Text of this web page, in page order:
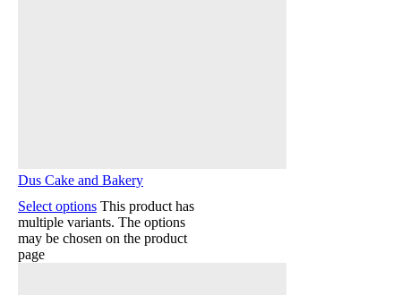
Dus Cake and Bakery
Select options This product has
multiple variants. The options
may be chosen on the product
page